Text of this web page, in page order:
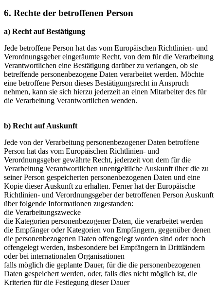
6. Rechte der betroffenen Person
a) Recht auf Bestätigung
Jede betroffene Person hat das vom Europäischen Richtlinien- und
Verordnungsgeber eingeräumte Recht, von dem für die Verarbeitung
Verantwortlichen eine Bestätigung darüber zu verlangen, ob sie
betreffende personenbezogene Daten verarbeitet werden. Möchte
eine betroffene Person dieses Bestätigungsrecht in Anspruch
nehmen, kann sie sich hierzu jederzeit an einen Mitarbeiter des für
die Verarbeitung Verantwortlichen wenden.
b) Recht auf Auskunft
Jede von der Verarbeitung personenbezogener Daten betroffene
Person hat das vom Europäischen Richtlinien- und
Verordnungsgeber gewährte Recht, jederzeit von dem für die
Verarbeitung Verantwortlichen unentgeltliche Auskunft über die zu
seiner Person gespeicherten personenbezogenen Daten und eine
Kopie dieser Auskunft zu erhalten. Ferner hat der Europäische
Richtlinien- und Verordnungsgeber der betroffenen Person Auskunft
über folgende Informationen zugestanden:
die Verarbeitungszwecke
die Kategorien personenbezogener Daten, die verarbeitet werden
die Empfänger oder Kategorien von Empfängern, gegenüber denen
die personenbezogenen Daten offengelegt worden sind oder noch
offengelegt werden, insbesondere bei Empfängern in Drittländern
oder bei internationalen Organisationen
falls möglich die geplante Dauer, für die die personenbezogenen
Daten gespeichert werden, oder, falls dies nicht möglich ist, die
Kriterien für die Festlegung dieser Dauer